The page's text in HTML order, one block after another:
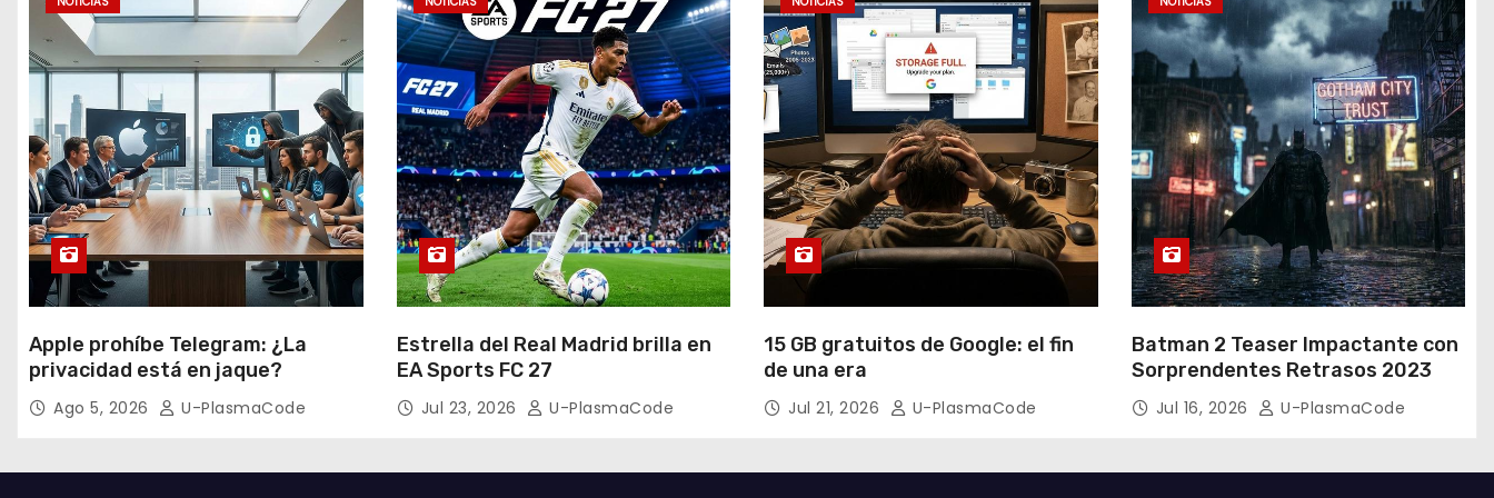
s
Apple prohíbe Telegram: ¿La
privacidad está en jaque?
Ago 5, 2026 U-PlasmaCode
Estrella del Real Madrid brilla en
EA Sports FC 27
Jul 23, 2026 U-PlasmaCode
15 GB gratuitos de Google: el fin
de una era
Jul 21, 2026 U-PlasmaCode
Batman 2 Teaser Impactante con
Sorprendentes Retrasos 2023
Jul 16, 2026 U-PlasmaCode